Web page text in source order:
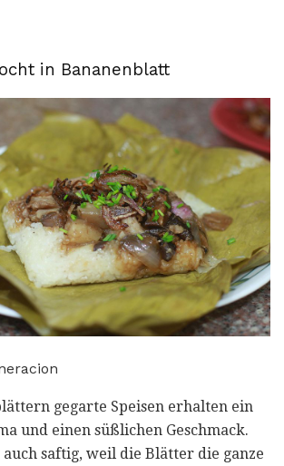
in Bananenblatt
gegarte Speisen erhalten ein
und einen süßlichen Geschmack.
auch saftig, weil die Blätter die ganze